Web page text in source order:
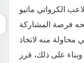
الكرواتي ماتيو
فرصة المشاركة
محاولة منه لاتخاذ
على ذلك، قرر